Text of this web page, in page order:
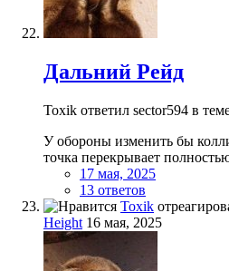
Дальний Рейд
Toxik ответил sector594 в
У обороны изменить бы
точка перекрывает
17 мая, 2025
13 ответов
Toxik
Height 16 мая, 2025